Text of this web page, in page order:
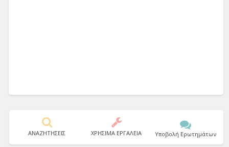
ΑΝΑΖΗΤΗΣΕΙΣ ΧΡΗΣΙΜΑ ΕΡΓΑΛΕΙΑ Υποβολή Ερωτημάτων